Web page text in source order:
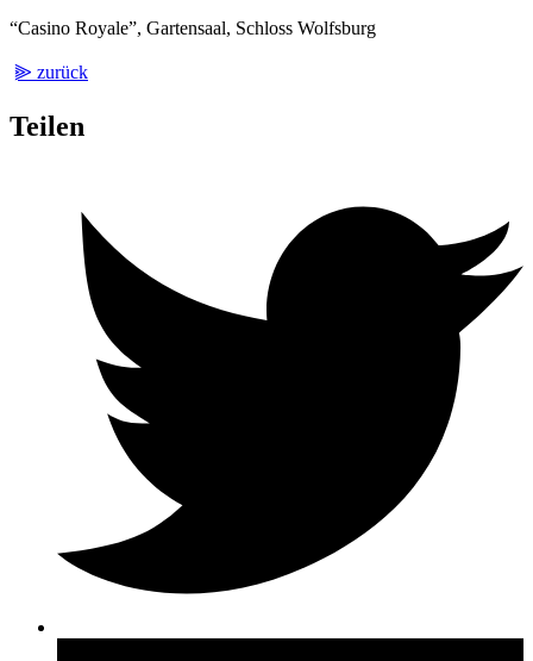
“Casino Royale”, Gartensaal, Schloss Wolfsburg
⫸ zurück
Teilen